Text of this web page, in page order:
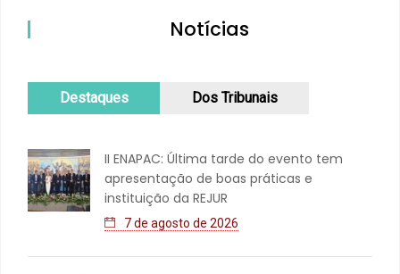
Notícias
Destaques Dos Tribunais
II ENAPAC: Última tarde do evento tem
apresentação de boas práticas e
instituição da REJUR
7 de agosto de 2026